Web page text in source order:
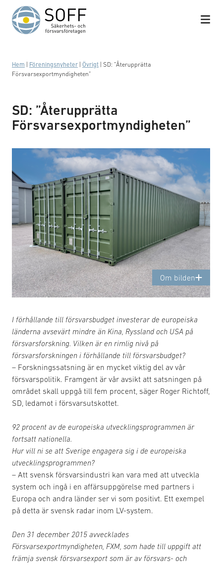
Hoppa till innehåll
Hem Föreningsnyheter Övrigt
SD: ”Återupprätta
Försvarsexportmyndigheten”
SD: ”Återupprätta
Försvarsexportmyndigheten”
Om bilden
Foto: SOFF
I förhållande till försvarsbudget investerar de europeiska
länderna avsevärt mindre än Kina, Ryssland och USA på
försvarsforskning. Vilken är en rimlig nivå på
försvarsforskningen i förhållande till försvarsbudget?
– Forskningssatsning är en mycket viktig del av vår
försvarspolitik. Framgent är vår avsikt att satsningen på
området skall uppgå till fem procent, säger Roger Richtoff,
SD, ledamot i försvarsutskottet.
92 procent av de europeiska utvecklingsprogrammen är
fortsatt nationella.
Hur vill ni se att Sverige engagera sig i de europeiska
utvecklingsprogrammen?
– Att svensk försvarsindustri kan vara med att utveckla
system och ingå i en affärsuppgörelse med partners i
Europa och andra länder ser vi som positivt. Ett exempel
på detta är svensk radar inom LV-system.
Den 31 december 2015 avvecklades
Försvarsexportmyndigheten, FXM, som hade till uppgift att
främja svensk försvarsexport som är av försvars- och